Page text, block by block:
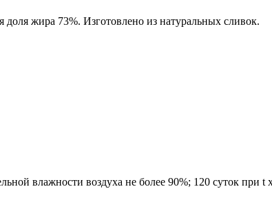
жира 73%. Изготовлено из натуральных сливок.
влажности воздуха не более 90%; 120 суток при